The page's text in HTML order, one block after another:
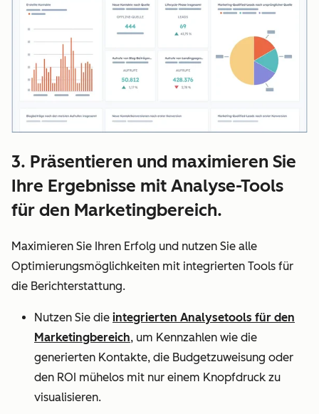
3. Präsentieren und maximieren Sie
Ihre Ergebnisse mit Analyse-Tools
für den Marketingbereich.
Maximieren Sie Ihren Erfolg und nutzen Sie alle
Optimierungsmöglichkeiten mit integrierten Tools für
die Berichterstattung.
Nutzen Sie die integrierten Analysetools für den
Marketingbereich, um Kennzahlen wie die
generierten Kontakte, die Budgetzuweisung oder
den ROI mühelos mit nur einem Knopfdruck zu
visualisieren.